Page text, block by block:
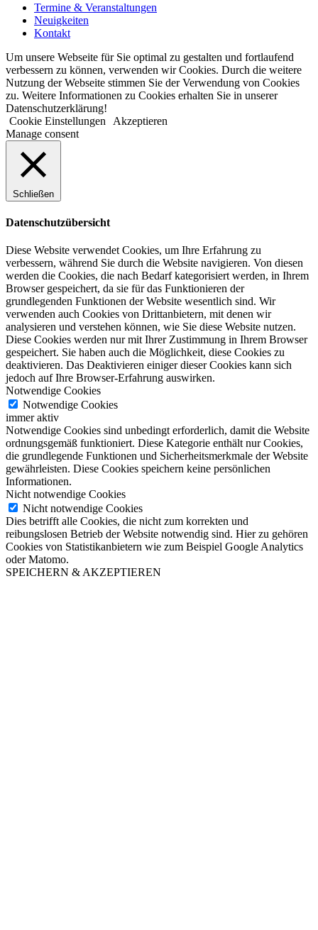
Termine & Veranstaltungen
Neuigkeiten
Kontakt
Um unsere Webseite für Sie optimal zu gestalten und fortlaufend
verbessern zu können, verwenden wir Cookies. Durch die weitere
Nutzung der Webseite stimmen Sie der Verwendung von Cookies
zu. Weitere Informationen zu Cookies erhalten Sie in unserer
Datenschutzerklärung!
Cookie Einstellungen
Akzeptieren
Manage consent
Schließen
Datenschutzübersicht
Diese Website verwendet Cookies, um Ihre Erfahrung zu
verbessern, während Sie durch die Website navigieren. Von diesen
werden die Cookies, die nach Bedarf kategorisiert werden, in Ihrem
Browser gespeichert, da sie für das Funktionieren der
grundlegenden Funktionen der Website wesentlich sind. Wir
verwenden auch Cookies von Drittanbietern, mit denen wir
analysieren und verstehen können, wie Sie diese Website nutzen.
Diese Cookies werden nur mit Ihrer Zustimmung in Ihrem Browser
gespeichert. Sie haben auch die Möglichkeit, diese Cookies zu
deaktivieren. Das Deaktivieren einiger dieser Cookies kann sich
jedoch auf Ihre Browser-Erfahrung auswirken.
Notwendige Cookies
Notwendige Cookies
immer aktiv
Notwendige Cookies sind unbedingt erforderlich, damit die Website
ordnungsgemäß funktioniert. Diese Kategorie enthält nur Cookies,
die grundlegende Funktionen und Sicherheitsmerkmale der Website
gewährleisten. Diese Cookies speichern keine persönlichen
Informationen.
Nicht notwendige Cookies
Nicht notwendige Cookies
Dies betrifft alle Cookies, die nicht zum korrekten und
reibungslosen Betrieb der Website notwendig sind. Hier zu gehören
Cookies von Statistikanbietern wie zum Beispiel Google Analytics
oder Matomo.
SPEICHERN & AKZEPTIEREN